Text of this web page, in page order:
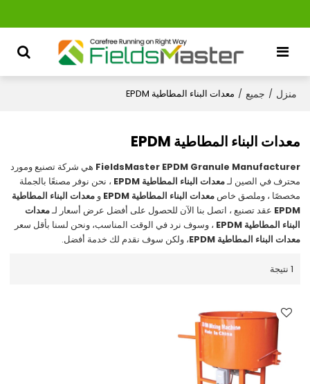
منزل / جميع / معدات البناء المطاطية EPDM
معدات البناء المطاطية EPDM
FieldsMaster EPDM Granule Manufacturer هي شركة تصنيع ومورد
محترف في الصين لـمعدات البناء المطاطية EPDM
، نحن نوفر مصنعًا بالجملة
مخصصًا ، وملصق خاصمعدات البناء المطاطية EPDM ومعدات البناء المطاطية
EPDM عقد تصنيع ، اتصل بنا الآن للحصول على أفضل عرض أسعار لـمعدات
البناء المطاطية EPDM
، وسوف نرد في الوقت المناسب، ونحن لسنا بأقل سعر
معدات البناء المطاطية EPDM
، ولكن سوف نقدم لك خدمة أفضل.
1 نتيجة